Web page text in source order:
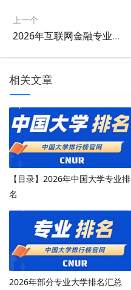
上一个
2026年互联网金融专业大学排名
相关文章
【目录】2026年中国大学专业排
名
2026年部分专业大学排名汇总